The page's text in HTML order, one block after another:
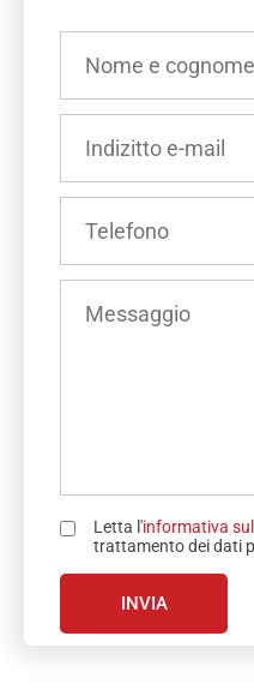
COGNOME
(OBBLIGATORIO)
MAIL
(OBBLIGATORIO)
TELEFONO
Letta l'informativa
trattamento dei dati